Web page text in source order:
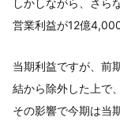
しかしながら、さら
営業利益が12億
当期利益ですが、前
結から除外した上で
その影響で今期は当